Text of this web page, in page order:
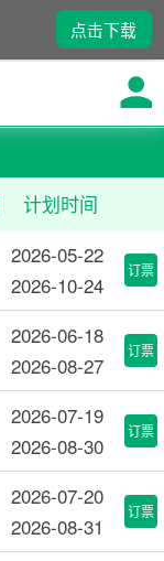
点击下载
计划时间
2026-05-22
2026-10-24
订票
2026-06-18
2026-08-27
订票
2026-07-19
2026-08-30
订票
2026-07-20
2026-08-31
订票